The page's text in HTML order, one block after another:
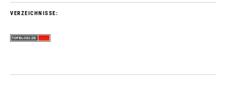
VERZEICHNISSE: